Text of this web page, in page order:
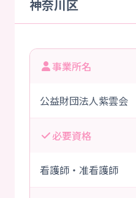
神奈川区
事業所名
公益財団法人紫雲会
必要資格
看護師・准看護師